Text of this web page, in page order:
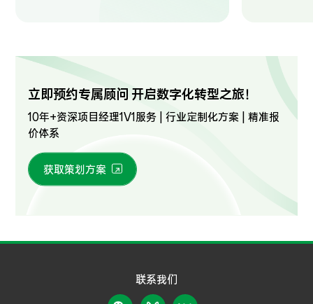
立即预约专属顾问 开启数字化转型之旅！
10年+资深项目经理1V1服务 | 行业定制化方案 | 精准报
价体系
获取策划方案
联系我们